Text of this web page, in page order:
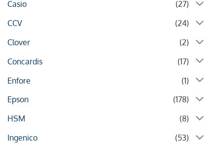
Casio
(27)
CCV
(24)
Clover
(2)
Concardis
(17)
Enfore
(1)
Epson
(178)
HSM
(8)
Ingenico
(53)